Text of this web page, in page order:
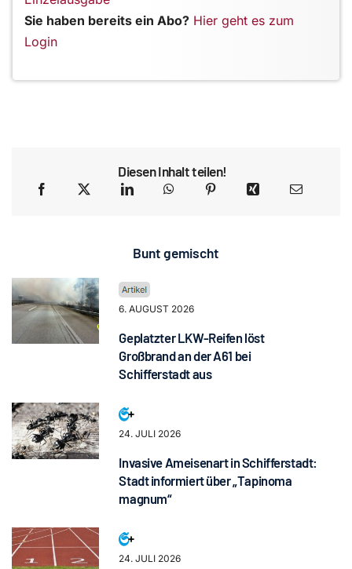
Sie haben bereits ein Abo? Hier geht es zum
Login
Diesen Inhalt teilen!
Bunt gemischt
6. AUGUST 2026
Geplatzter LKW-Reifen löst
Großbrand an der A61 bei
Schifferstadt aus
24. JULI 2026
Invasive Ameisenart in Schifferstadt:
Stadt informiert über „Tapinoma
magnum“
24. JULI 2026